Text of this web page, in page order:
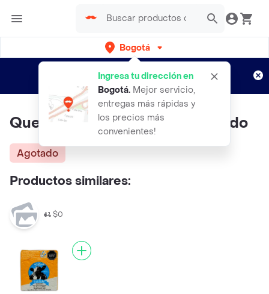
Bogotá
Ingresa tu dirección en
Bogotá. Mejor servicio,
entregas más rápidas y
los precios más
convenientes!
envíos gratis por semanas
Aplican TyC
Queso D Lusia Mozzarella Rallado
Agotado
Productos similares:
$0